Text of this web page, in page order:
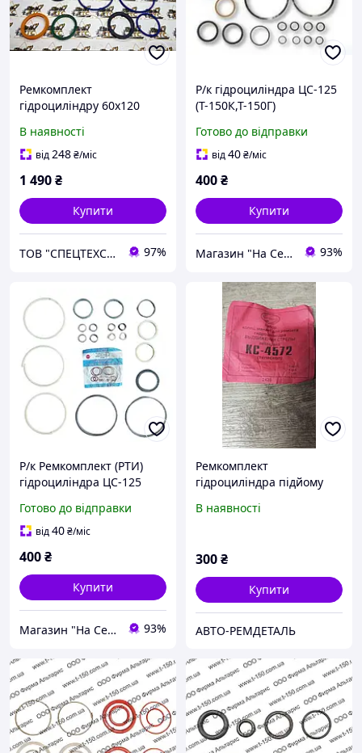
Ремкомплект
гідроциліндру 60х120
телескопічного
навантажувача JCB номер
В наявності
від248₴/міс
1 490₴
Купити
ТОВ "СПЕЦТЕХСЕРВИС+" 97%
Р/к гідроциліндра ЦС-125
(Т-150К,Т-150Г)
Готово до відправки
від40₴/міс
400₴
Купити
Магазин "На Село!" 93%
Р/к Ремкомплект (РТИ)
гідроциліндра ЦС-125
Готово до відправки
від40₴/міс
400₴
Купити
Магазин "На Село!" 93%
Ремкомплект
гідроциліндра підйому
В наявності
300₴
Купити
АВТО-РЕМДЕТАЛЬ